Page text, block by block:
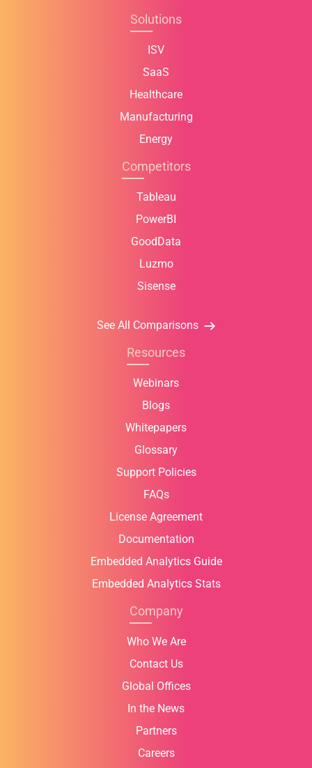
Solutions
ISV
SaaS
Healthcare
Manufacturing
Energy
Competitors
Tableau
PowerBI
GoodData
Luzmo
Sisense
See All Comparisons
Resources
Webinars
Blogs
Whitepapers
Glossary
Support Policies
FAQs
License Agreement
Documentation
Embedded Analytics Guide
Embedded Analytics Stats
Company
Who We Are
Contact Us
Global Offices
In the News
Partners
Careers